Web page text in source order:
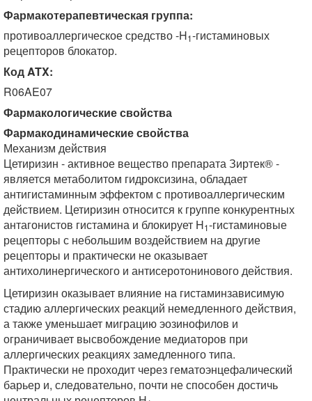
Фармакотерапевтическая группа:
противоаллергическое средство -H1-гистаминовых
рецепторов блокатор.
Код ATX:
R06AE07
Фармакологические свойства
Фармакодинамические свойства
Механизм действия
Цетиризин - активное вещество препарата Зиртек® -
является метаболитом гидроксизина, обладает
антигистаминным эффектом с противоаллергическим
действием. Цетиризин относится к группе конкурентных
антагонистов гистамина и блокирует H1-гистаминовые
рецепторы с небольшим воздействием на другие
рецепторы и практически не оказывает
антихолинергического и антисеротонинового действия.
Цетиризин оказывает влияние на гистаминзависимую
стадию аллергических реакций немедленного действия,
а также уменьшает миграцию эозинофилов и
ограничивает высвобождение медиаторов при
аллергических реакциях замедленного типа.
Практически не проходит через гематоэнцефалический
барьер и, следовательно, почти не способен достичь